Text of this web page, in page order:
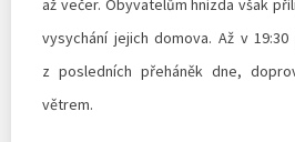
až večer. Obyvatelům hnízda však
vysychání jejich domova. Až v
z posledních přeháněk dne,
větrem.